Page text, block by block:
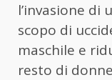
l’invasione di
scopo di
maschile e
resto di